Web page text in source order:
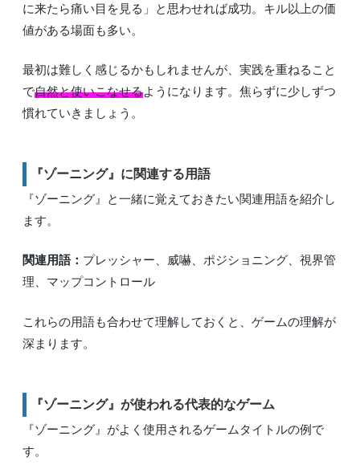
に来たら痛い目を見る」と思わせれば成功。キル以上の価
値がある場面も多い。
最初は難しく感じるかもしれませんが、実践を重ねること
で自然と使いこなせるようになります。焦らずに少しずつ
慣れていきましょう。
『ゾーニング』に関連する用語
『ゾーニング』と一緒に覚えておきたい関連用語を紹介し
ます。
関連用語： プレッシャー、威嚇、ポジショニング、視界管
理、マップコントロール
これらの用語も合わせて理解しておくと、ゲームの理解が
深まります。
『ゾーニング』が使われる代表的なゲーム
『ゾーニング』がよく使用されるゲームタイトルの例で
す。